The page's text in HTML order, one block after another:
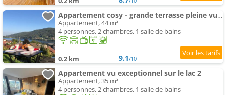
Appartement cosy - grande terrasse pleine vue lac
Appartement, 44 m²
4 personnes, 2 chambres, 1 salle de bains
0.2 km 9.1/10
Appartement vu exceptionnel sur le lac 2
Appartement, 35 m²
4 personnes, 2 chambres, 1 salle de bains